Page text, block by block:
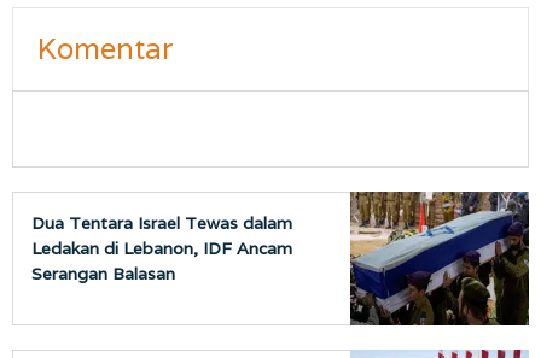
Komentar
Dua Tentara Israel Tewas dalam
Ledakan di Lebanon, IDF Ancam
Serangan Balasan